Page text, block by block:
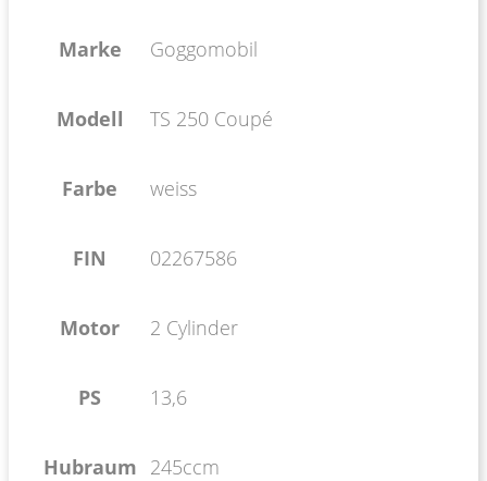
Marke Goggomobil
Modell TS 250 Coupé
Farbe weiss
FIN 02267586
Motor 2 Cylinder
PS 13,6
Hubraum 245ccm